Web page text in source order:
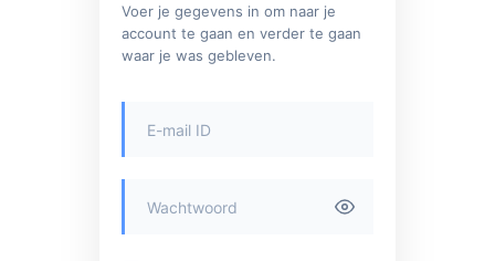
Voer je gegevens in om naar je
account te gaan en verder te gaan
waar je was gebleven.